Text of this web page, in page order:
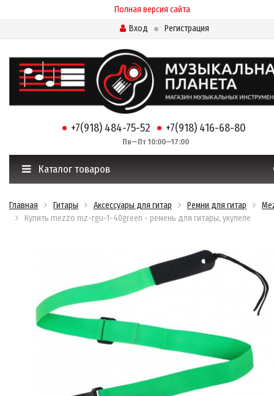
Полная версия сайта
Вход
Регистрация
+7(918) 484-75-52 +7(918) 416-68-80
Пн—Пт 10:00—17:00
Каталог товаров
Главная Гитары Аксессуары для гитар Ремни для гитар
Купить mezzo mz-rgu-1-40green - ремень для гитары, укулеле